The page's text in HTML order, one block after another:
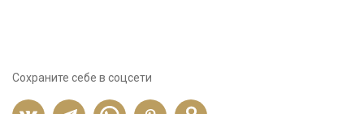
Сохраните себе в соцсети